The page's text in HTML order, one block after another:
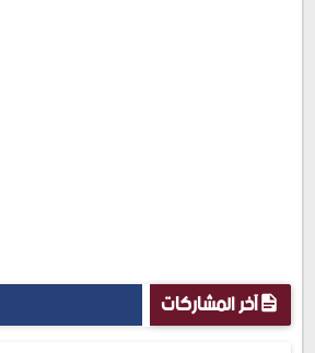
آخر المشاركات